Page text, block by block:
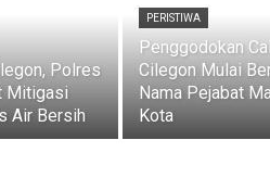
Polres
Mitigasi
Air Bersih
PERISTIWA
Penggodokan
Cilegon Mulai
Nama Pejabat
Kota